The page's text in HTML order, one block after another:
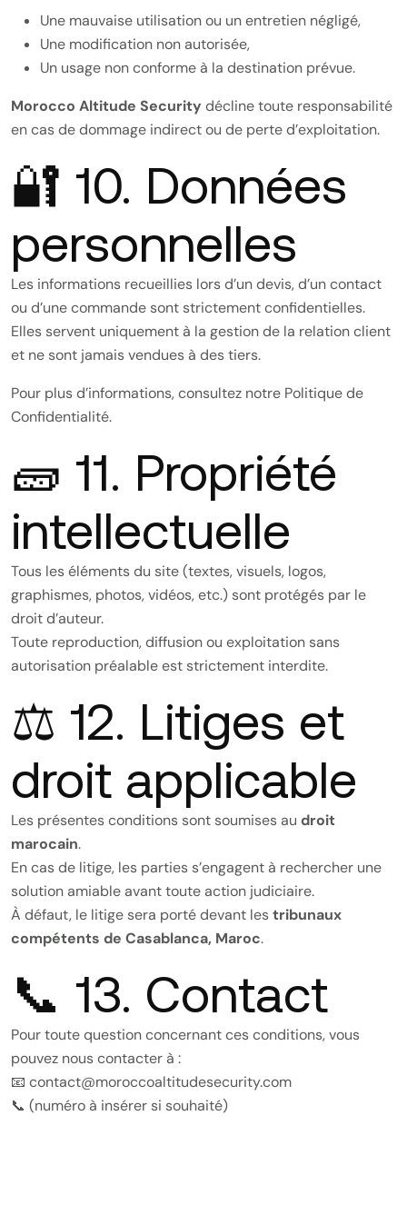
Une mauvaise utilisation ou un entretien négligé,
Une modification non autorisée,
Un usage non conforme à la destination prévue.
Morocco Altitude Security décline toute responsabilité
en cas de dommage indirect ou de perte d’exploitation.
🔐 10. Données
personnelles
Les informations recueillies lors d’un devis, d’un contact
ou d’une commande sont strictement confidentielles.
Elles servent uniquement à la gestion de la relation client
et ne sont jamais vendues à des tiers.
Pour plus d’informations, consultez notre Politique de
Confidentialité.
🧱 11. Propriété
intellectuelle
Tous les éléments du site (textes, visuels, logos,
graphismes, photos, vidéos, etc.) sont protégés par le
droit d’auteur.
Toute reproduction, diffusion ou exploitation sans
autorisation préalable est strictement interdite.
⚖️ 12. Litiges et
droit applicable
Les présentes conditions sont soumises au droit
marocain.
En cas de litige, les parties s’engagent à rechercher une
solution amiable avant toute action judiciaire.
À défaut, le litige sera porté devant lestribunaux
compétents de Casablanca, Maroc.
📞 13. Contact
Pour toute question concernant ces conditions, vous
pouvez nous contacter à :
📧 contact@moroccoaltitudesecurity.com
📞 (numéro à insérer si souhaité)